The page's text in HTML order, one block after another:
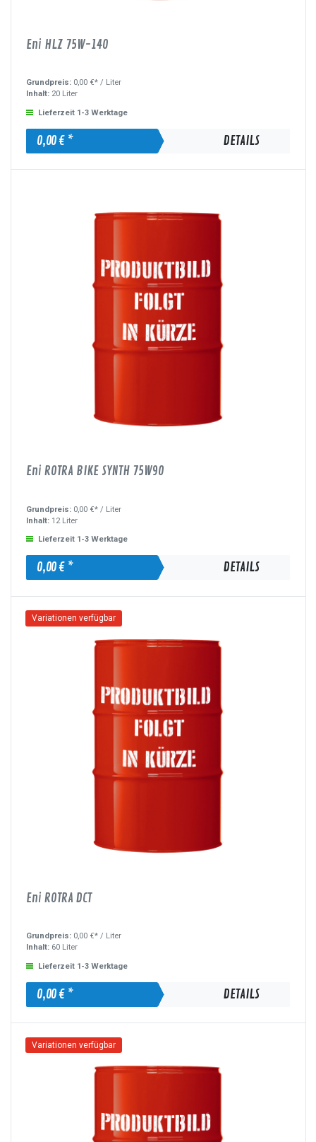
Eni HLZ 75W-140
Grundpreis: 0,00 €* / Liter
Inhalt: 20 Liter
Lieferzeit 1-3 Werktage
0,00 € * DETAILS
Eni ROTRA BIKE SYNTH 75W90
Grundpreis: 0,00 €* / Liter
Inhalt: 12 Liter
Lieferzeit 1-3 Werktage
0,00 € * DETAILS
Variationen verfügbar
Eni ROTRA DCT
Grundpreis: 0,00 €* / Liter
Inhalt: 60 Liter
Lieferzeit 1-3 Werktage
0,00 € * DETAILS
Variationen verfügbar